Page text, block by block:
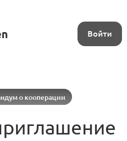
Войти
о кооперации